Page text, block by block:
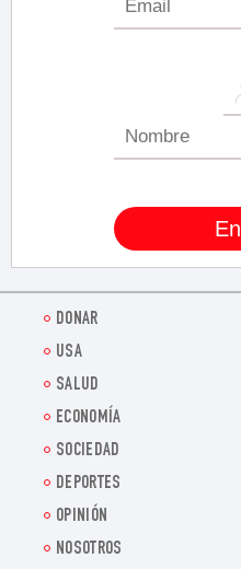
DONAR
USA
SALUD
ECONOMÍA
SOCIEDAD
DEPORTES
OPINIÓN
NOSOTROS